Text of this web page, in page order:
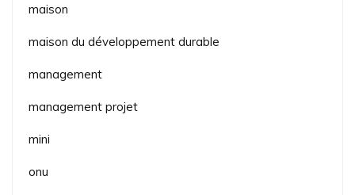
maison
maison du développement durable
management
management projet
mini
onu